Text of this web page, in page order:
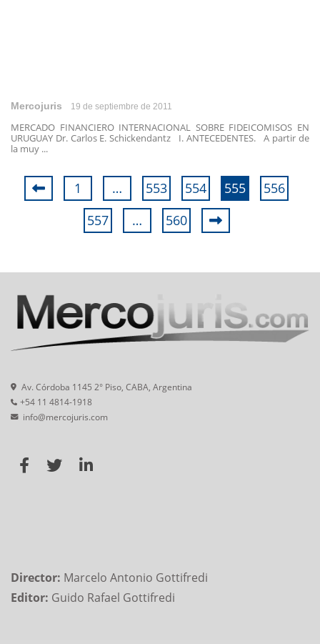
Mercojuris 19 de septiembre de 2011
MERCADO FINANCIERO INTERNACIONAL SOBRE FIDEICOMISOS EN
URUGUAY Dr. Carlos E. Schickendantz I. ANTECEDENTES. A partir de
la muy ...
1 … 553 554 555
556
557
… 560
Av. Córdoba 1145 2° Piso, CABA, Argentina
+54 11 4814-1918
info@mercojuris.com
Director: Marcelo Antonio Gottifredi
Editor: Guido Rafael Gottifredi